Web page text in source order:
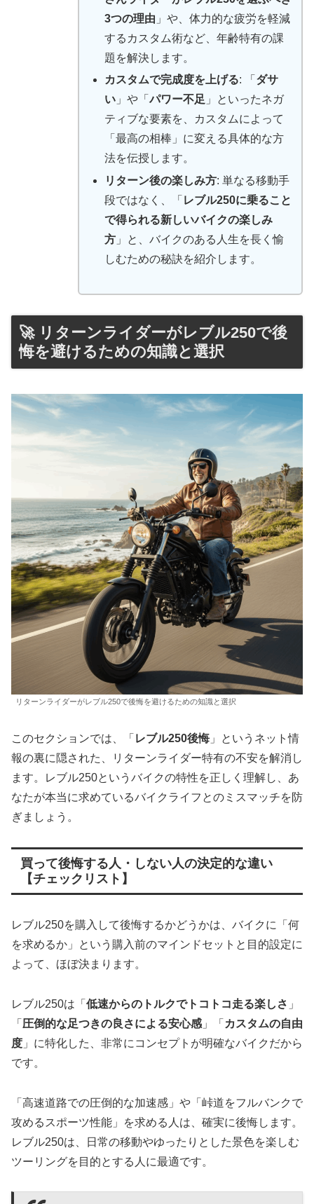
3つの理由 」や、体力的な疲労を軽減
するカスタム術など、年齢特有の課
題を解決します。
カスタムで完成度を上げる: 「 ダサ
い」や「パワー不足 」といったネガ
ティブな要素を、カスタムによって
「最高の相棒」に変える具体的な方
法を伝授します。
リターン後の楽しみ方: 単なる移動手
段ではなく、「 レブル250に乗ること
で得られる新しいバイクの楽しみ
方」と、バイクのある人生を長く愉
しむための秘訣を紹介します。
🚀 リターンライダーがレブル250で後
悔を避けるための知識と選択
リターンライダーがレブル250で後悔を避けるための知識と選択
このセクションでは、「 レブル250後悔 」というネット情
報の裏に隠された、リターンライダー特有の不安を解消し
ます。レブル250というバイクの特性を正しく理解し、あ
なたが本当に求めているバイクライフとのミスマッチを防
ぎましょう。
買って後悔する人・しない人の決定的な違い
【チェックリスト】
レブル250を購入して後悔するかどうかは、バイクに「何
を求めるか」という購入前のマインドセットと目的設定に
よって、ほぼ決まります。
レブル250は「 低速からのトルクでトコトコ走る楽しさ 」
「 圧倒的な足つきの良さによる安心感 」「 カスタムの自由
度 」に特化した、非常にコンセプトが明確なバイクだから
です。
「高速道路での圧倒的な加速感」や「峠道をフルバンクで
攻めるスポーツ性能」を求める人は、確実に後悔します。
レブル250は、日常の移動やゆったりとした景色を楽しむ
ツーリングを目的とする人に最適です。